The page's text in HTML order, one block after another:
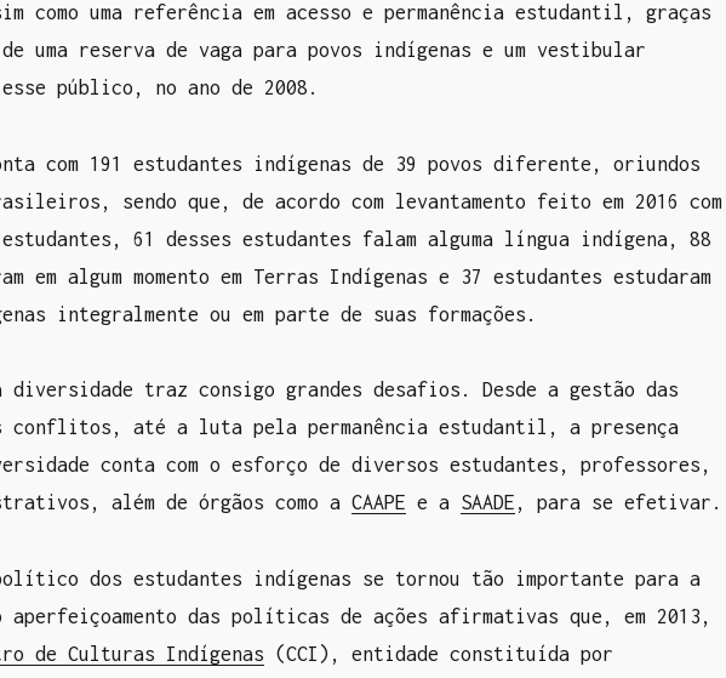
como uma referência em acesso e permanência estudantil, graças
de uma reserva de vaga para povos indígenas e um vestibular
público, no ano de 2008.
com 191 estudantes indígenas de 39 povos diferente, oriundos
sendo que, de acordo com levantamento feito em 2016 com
61 desses estudantes falam alguma língua indígena, 88
em algum momento em Terras Indígenas e 37 estudantes estudaram
integralmente ou em parte de suas formações.
diversidade traz consigo grandes desafios. Desde a gestão das
conflitos, até a luta pela permanência estudantil, a presença
conta com o esforço de diversos estudantes, professores,
além de órgãos como a CAAPE e a SAADE , para se efetivar.
dos estudantes indígenas se tornou tão importante para a
aperfeiçoamento das políticas de ações afirmativas que, em 2013,
de Culturas Indígenas (CCI), entidade constituída por